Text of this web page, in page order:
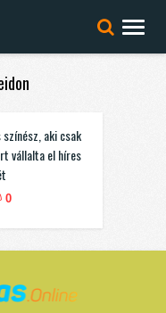
aki csak
vállalta el híres
0